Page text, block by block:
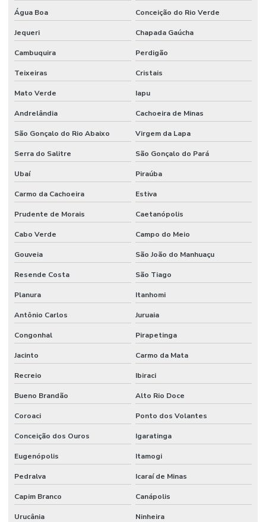
Água Boa Conceição do Rio Verde
Jequeri Chapada Gaúcha
Cambuquira Perdigão
Teixeiras Cristais
Mato Verde Iapu
Andrelândia Cachoeira de Minas
São Gonçalo do Rio Abaixo Virgem da Lapa
Serra do Salitre São Gonçalo do Pará
Ubaí Piraúba
Carmo da Cachoeira Estiva
Prudente de Morais Caetanópolis
Cabo Verde Campo do Meio
Gouveia São João do Manhuaçu
Resende Costa São Tiago
Planura Itanhomi
Antônio Carlos Juruaia
Congonhal Pirapetinga
Jacinto Carmo da Mata
Recreio Ibiraci
Bueno Brandão Alto Rio Doce
Coroaci Ponto dos Volantes
Conceição dos Ouros Igaratinga
Eugenópolis Itamogi
Pedralva Icaraí de Minas
Capim Branco Canápolis
Urucânia Ninheira